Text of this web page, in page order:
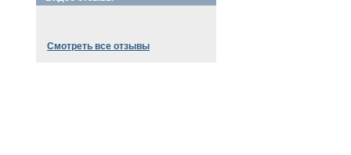
Смотреть все отзывы